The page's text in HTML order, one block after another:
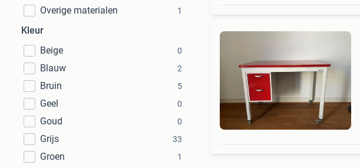
Overige materialen 1
Kleur
Beige
0
Blauw 2
Bruin 5
Geel 0
Goud 0
Grijs 33
Groen 1